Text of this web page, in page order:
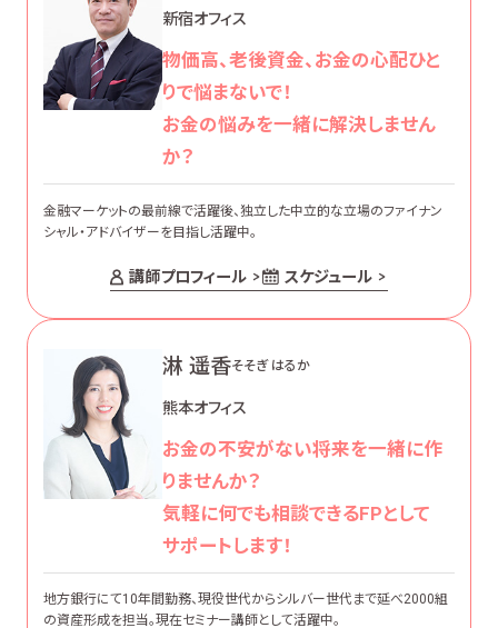
新宿オフィス
物価高、老後資金、お金の心配ひと
りで悩まないで！
お金の悩みを一緒に解決しません
か？
金融マーケットの最前線で活躍後、独立した中立的な立場のファイナン
シャル・アドバイザーを目指し活躍中。
講師プロフィール スケジュール
淋 遥香そそぎ はるか
熊本オフィス
お金の不安がない将来を一緒に作
りませんか？
気軽に何でも相談できるFPとして
サポートします！
地方銀行にて10年間勤務、現役世代からシルバー世代まで延べ2000組
の資産形成を担当。現在セミナー講師として活躍中。